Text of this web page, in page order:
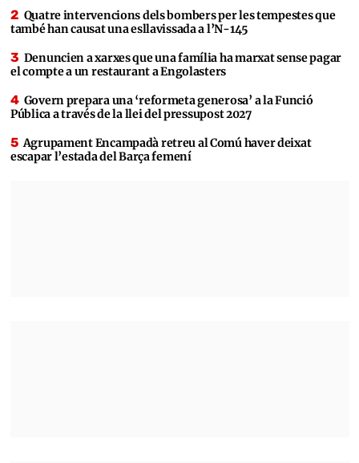
Quatre intervencions dels bombers per les tempestes que
també han causat una esllavissada a l’N-145
Denuncien a xarxes que una família ha marxat sense pagar
el compte a un restaurant a Engolasters
Govern prepara una ‘reformeta generosa’ a la Funció
Pública a través de la llei del pressupost 2027
Agrupament Encampadà retreu al Comú haver deixat
escapar l’estada del Barça femení